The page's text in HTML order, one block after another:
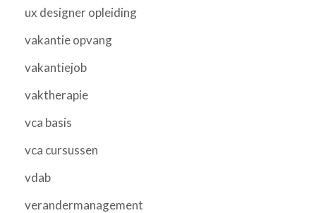
ux designer opleiding
vakantie opvang
vakantiejob
vaktherapie
vca basis
vca cursussen
vdab
verandermanagement